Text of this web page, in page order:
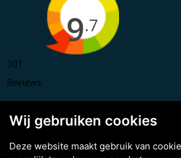
9.7
301
Reviews
Wij gebruiken cookies
Deze website maakt gebruik van